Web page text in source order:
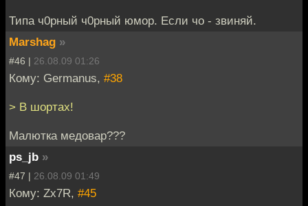
Типа ч0рный ч0рный юмор. Если чо - звиняй.
Marshag »
#46 | 26.08.09 01:26
Кому: Germanus, #38
> В шортах!
Малютка медовар???
ps_jb »
#47 | 26.08.09 01:49
Кому: Zx7R, #45